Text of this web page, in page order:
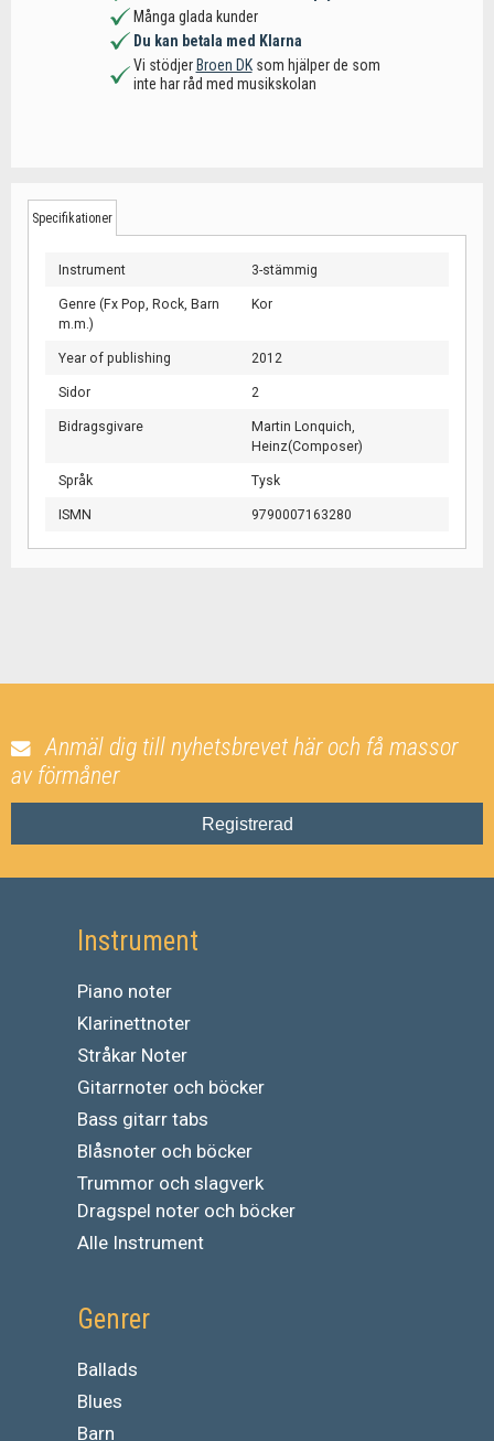
Många glada kunder
Du kan betala med Klarna
Vi stödjerBroen DKsom hjälper de som
inte har råd med musikskolan
Specifikationer
Instrument 3-stämmig
Genre (Fx Pop, Rock, Barn
m.m.)
Kor
Year of publishing 2012
Sidor 2
Bidragsgivare
Martin Lonquich,
Heinz(Composer)
Språk Tysk
ISMN 9790007163280
Anmäl dig till nyhetsbrevet här och få massor
av förmåner
Registrerad
Instrument
Piano noter
Klarinettnoter
Stråkar Noter
Gitarrnoter och böcker
Bass gitarr tabs
Blåsnoter och böcker
Trummor och slagverk
Dragspel noter och böcker
Alle Instrument
Genrer
Ballads
Blues
Barn